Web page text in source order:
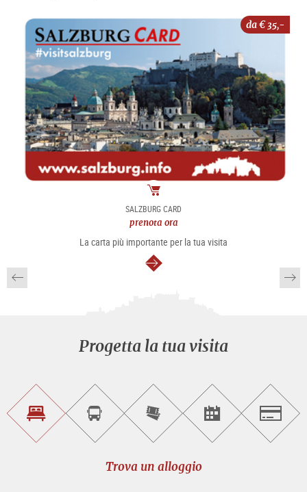
da €35,-
Pacchetto
SALZBURG CARD
prenota ora
La carta più importante per la tua visita
segue
Progetta la tua visita
Trova
un
alloggio
Prenota
un
sightseeing
Compra
biglietti
Trova
gli
eventi
Trova un alloggio